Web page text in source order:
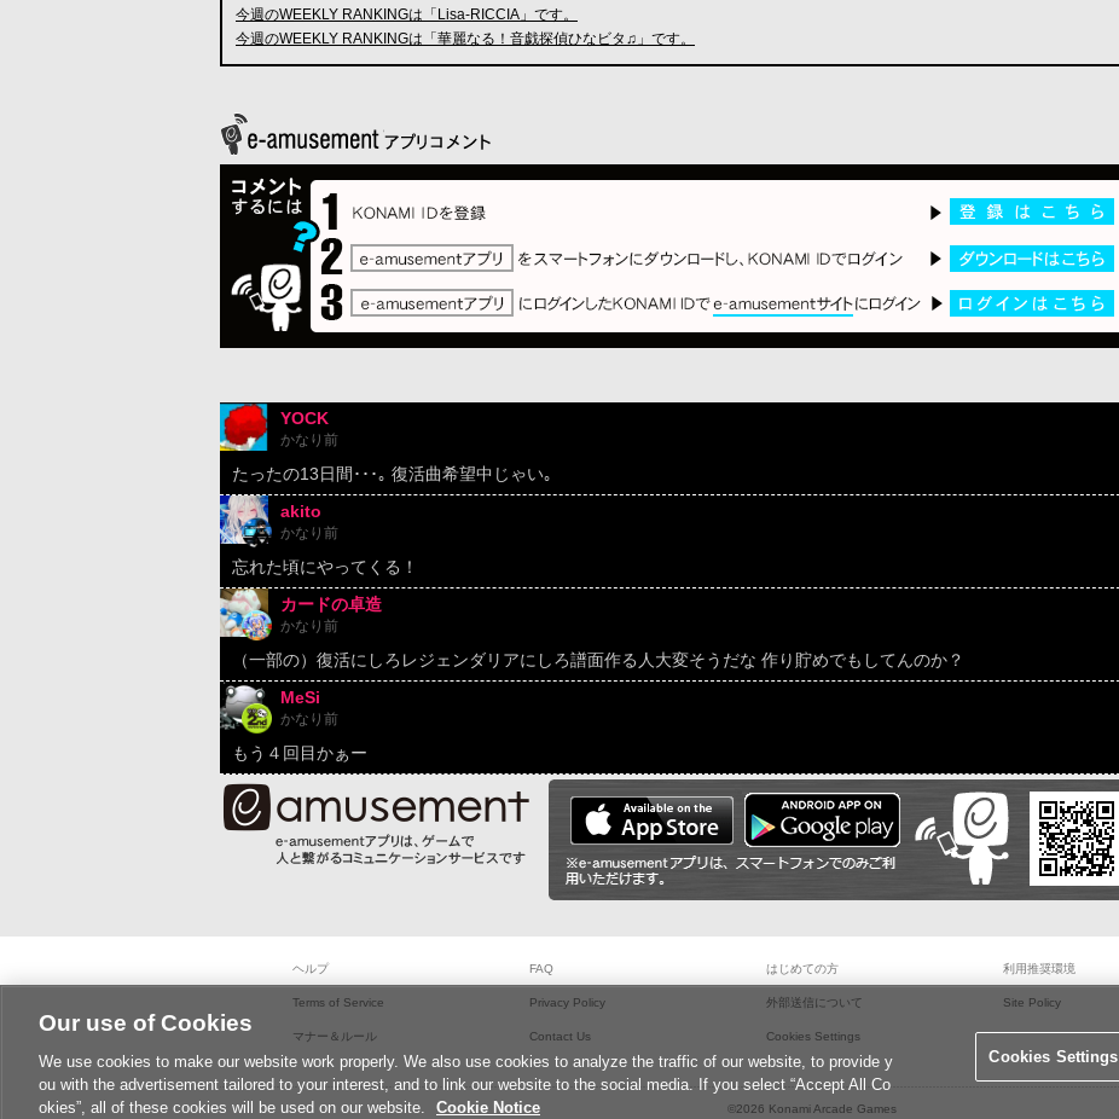
今週のWEEKLY RANKINGは「Lisa-RICCIA」です。
今週のWEEKLY RANKINGは「華麗なる！音戯探偵ひなビタ♫」です。
YOCK
かなり前
たったの13日間･･･｡ 復活曲希望中じゃい｡
akito
かなり前
忘れた頃にやってくる！
カードの卓造
かなり前
（一部の）復活にしろレジェンダリアにしろ譜面作る人大変そうだな 作り貯めでもしてんのか？
MeSi
かなり前
もう４回目かぁー
ヘルプ FAQ はじめての方 利用推奨環境
Terms of Service Privacy Policy 外部送信について Site Policy
マナー＆ルール Contact Us Cookies Settings
©2026 Konami Arcade Games
Our use of Cookies
We use cookies to make our website work properly. We also use cookies to analyze the traffic of our website, to provide y
ou with the advertisement tailored to your interest, and to link our website to the social media. If you select “Accept All Co
okies”, all of these cookies will be used on our website.
Cookie Notice
Cookies Settings